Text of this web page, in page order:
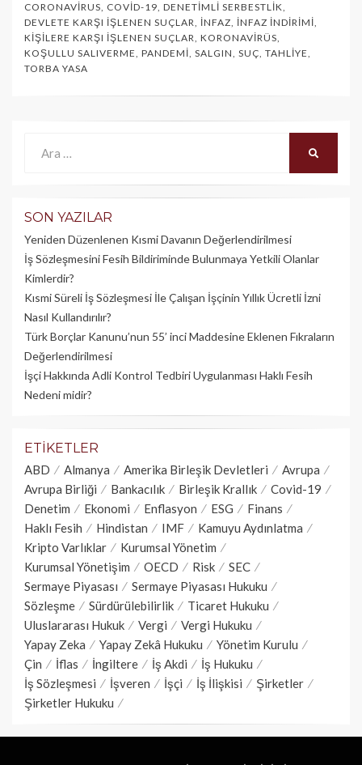
CORONAVIRUS, COVID-19, DENETIMLI SERBESTLIK,
DEVLETE KARŞI İŞLENEN SUÇLAR, İNFAZ, İNFAZ İNDIRIMI,
KIŞILERE KARŞI İŞLENEN SUÇLAR, KORONAVIRÜS,
KOŞULLU SALIVERME, PANDEMI, SALGIN, SUÇ, TAHLIYE,
TORBA YASA
SON YAZILAR
Yeniden Düzenlenen Kısmi Davanın Değerlendirilmesi
İş Sözleşmesini Fesih Bildiriminde Bulunmaya Yetkili Olanlar
Kimlerdir?
Kısmi Süreli İş Sözleşmesi İle Çalışan İşçinin Yıllık Üc­retli İzni
Nasıl Kullandırılır?
Türk Borçlar Kanunu’nun 55’ inci Maddesine Eklenen Fıkraların
Değerlendirilmesi
İşçi Hakkında Adli Kontrol Tedbiri Uygulanması Haklı Fesih
Nedeni midir?
ETIKETLER
ABD Almanya Amerika Birleşik Devletleri
Avrupa
Avrupa Birliği
Bankacılık Birleşik Krallık
Covid-19
Denetim
Ekonomi Enflasyon ESG
Finans
Haklı Fesih
Hindistan IMF
Kamuyu Aydınlatma
Kripto Varlıklar
Kurumsal Yönetim
Kurumsal Yönetişim
OECD Risk
SEC
Sermaye Piyasası
Sermaye Piyasası Hukuku
Sözleşme
Sürdürülebilirlik
Ticaret Hukuku
Uluslararası Hukuk
Vergi
Vergi Hukuku
Yapay Zeka
Yapay Zekâ Hukuku
Yönetim Kurulu
Çin
İflas İngiltere İş Akdi
İş Hukuku
İş Sözleşmesi
İşveren İşçi İş İlişkisi
Şirketler
Şirketler Hukuku